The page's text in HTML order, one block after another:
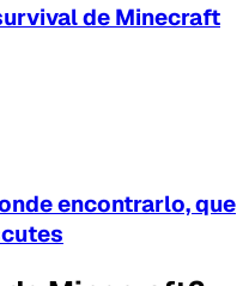
de Minecraft
encontrarlo, que